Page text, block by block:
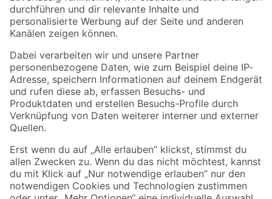
Folge uns
Zahlungsarten Versandarten
Sicher einkaufen
Jetzt die toom-App herunterladen